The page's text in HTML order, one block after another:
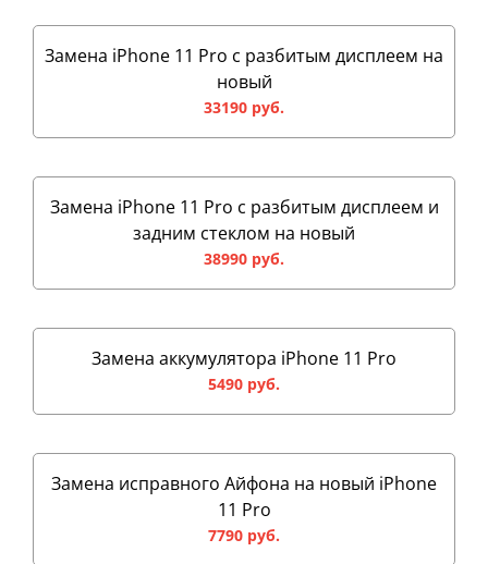
Замена iPhone 11 Pro с разбитым дисплеем на
новый
33190 руб.
Замена iPhone 11 Pro с разбитым дисплеем и
задним стеклом на новый
38990 руб.
Замена аккумулятора iPhone 11 Pro
5490 руб.
Замена исправного Айфона на новый iPhone
11 Pro
7790 руб.